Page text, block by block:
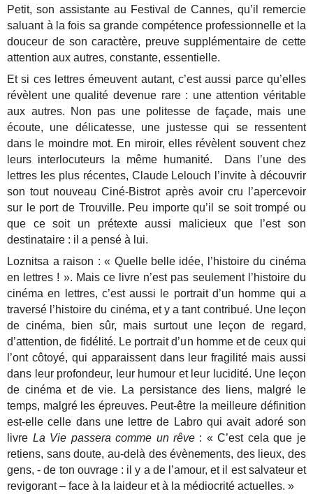
Petit, son assistante au Festival de Cannes, qu’il remercie
saluant à la fois sa grande compétence professionnelle et la
douceur de son caractère, preuve supplémentaire de cette
attention aux autres, constante, essentielle.
Et si ces lettres émeuvent autant, c’est aussi parce qu’elles
révèlent une qualité devenue rare : une attention véritable
aux autres. Non pas une politesse de façade, mais une
écoute, une délicatesse, une justesse qui se ressentent
dans le moindre mot. En miroir, elles révèlent souvent chez
leurs interlocuteurs la même humanité. Dans l’une des
lettres les plus récentes, Claude Lelouch l’invite à découvrir
son tout nouveau Ciné-Bistrot après avoir cru l’apercevoir
sur le port de Trouville. Peu importe qu’il se soit trompé ou
que ce soit un prétexte aussi malicieux que l’est son
destinataire : il a pensé à lui.
Loznitsa a raison : « Quelle belle idée, l’histoire du cinéma
en lettres ! ». Mais ce livre n’est pas seulement l’histoire du
cinéma en lettres, c’est aussi le portrait d’un homme qui a
traversé l’histoire du cinéma, et y a tant contribué. Une leçon
de cinéma, bien sûr, mais surtout une leçon de regard,
d’attention, de fidélité. Le portrait d’un homme et de ceux qui
l’ont côtoyé, qui apparaissent dans leur fragilité mais aussi
dans leur profondeur, leur humour et leur lucidité. Une leçon
de cinéma et de vie. La persistance des liens, malgré le
temps, malgré les épreuves. Peut-être la meilleure définition
est-elle celle dans une lettre de Labro qui avait adoré son
livre La Vie passera comme un rêve : « C’est cela que je
retiens, sans doute, au-delà des évènements, des lieux, des
gens, - de ton ouvrage : il y a de l’amour, et il est salvateur et
revigorant – face à la laideur et à la médiocrité actuelles. »